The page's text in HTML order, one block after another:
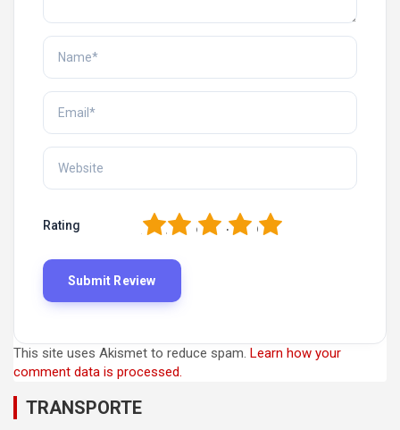
Rating 5
4
3
2
This site uses Akismet to reduce spam. Learn how your
comment data is processed.
TRANSPORTE